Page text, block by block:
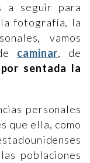
a seguir para
fotografía, la
vamos
caminar, de
sentada la
personales
que ella, como
poblaciones